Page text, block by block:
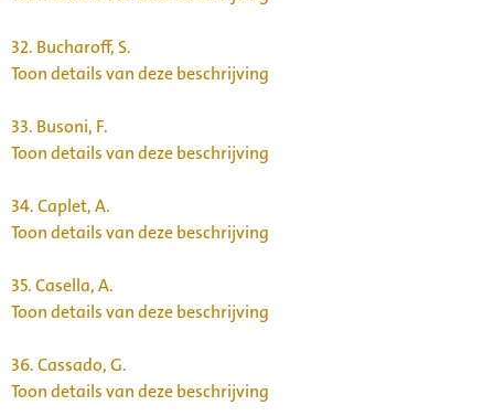
32. Bucharoff, S.
Toon details van deze beschrijving
33. Busoni, F.
Toon details van deze beschrijving
34.Caplet, A.
Toon details van deze beschrijving
35.Casella, A.
Toon details van deze beschrijving
36.Cassado, G.
Toon details van deze beschrijving